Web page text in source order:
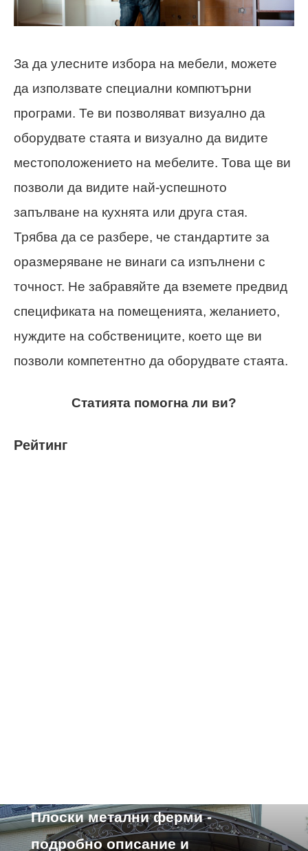
За да улесните избора на мебели, можете
да използвате специални компютърни
програми. Те ви позволяват визуално да
оборудвате стаята и визуално да видите
местоположението на мебелите. Това ще ви
позволи да видите най-успешното
запълване на кухнята или друга стая.
Трябва да се разбере, че стандартите за
оразмеряване не винаги са изпълнени с
точност. Не забравяйте да вземете предвид
спецификата на помещенията, желанието,
нуждите на собствениците, което ще ви
позволи компетентно да оборудвате стаята.
Статията помогна ли ви?
Рейтинг
Плоски метални ферми -
подробно описание и